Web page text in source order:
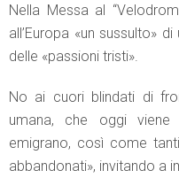
Nella Messa al
all’Europa «un sussulto»
delle «passioni tristi».
No ai cuori blindati di
umana, che oggi
emigrano, così come
abbandonati», invitando a